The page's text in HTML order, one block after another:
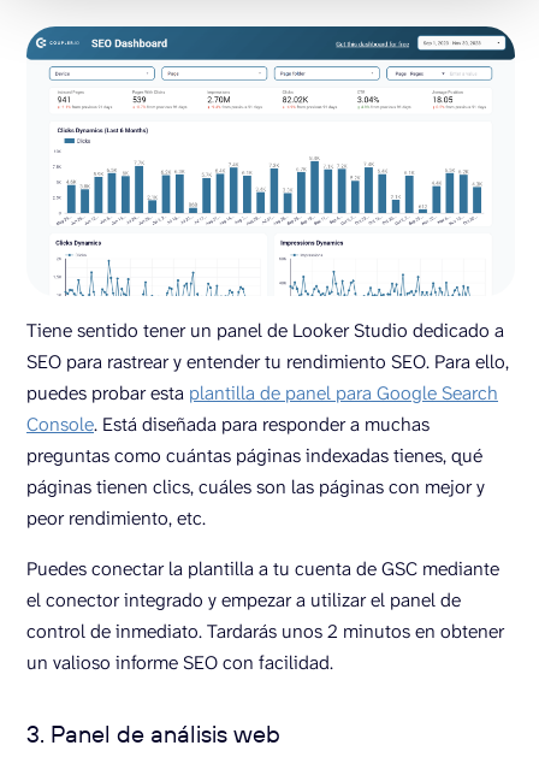
Tiene sentido tener un panel de Looker Studio dedicado a
SEO para rastrear y entender tu rendimiento SEO. Para ello,
puedes probar esta plantilla de panel para Google Search
Console. Está diseñada para responder a muchas
preguntas como cuántas páginas indexadas tienes, qué
páginas tienen clics, cuáles son las páginas con mejor y
peor rendimiento, etc.
Puedes conectar la plantilla a tu cuenta de GSC mediante
el conector integrado y empezar a utilizar el panel de
control de inmediato. Tardarás unos 2 minutos en obtener
un valioso informe SEO con facilidad.
3. Panel de análisis web